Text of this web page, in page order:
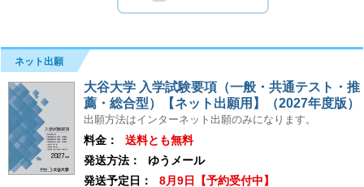
ネット出願
大谷大学 入学試験要項（一般・共通テスト・推
薦・総合型）【ネット出願用】（2027年度版）
出願方法はインターネット出願のみになります。
料金：
送料とも無料
発送方法：
ゆうメール
発送予定日：
8月9日【予約受付中】